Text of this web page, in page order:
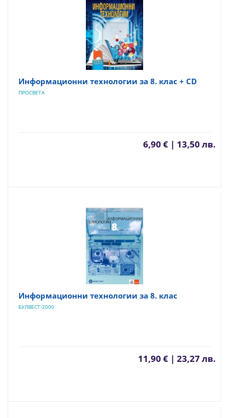
Информационни технологии за 8. клас + CD
ПРОСВЕТА
6,90 € | 13,50 лв.
Информационни технологии за 8. клас
БУЛВЕСТ-2000
11,90 € | 23,27 лв.